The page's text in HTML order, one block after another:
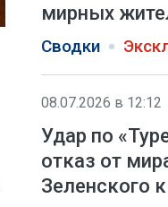
мирных
Сводки
08.07.2026 в 12:12
Удар по
отказ от
Зеленского